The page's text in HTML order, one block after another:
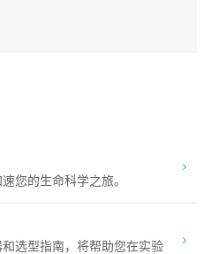
您的生命科学之旅。
选型指南，将帮助您在实验